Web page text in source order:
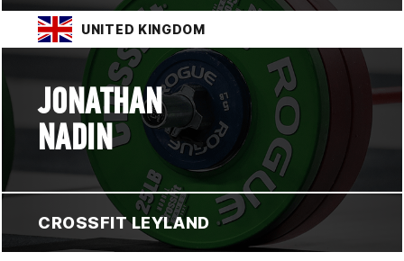
UNITED KINGDOM
JONATHAN
NADIN
CROSSFIT LEYLAND